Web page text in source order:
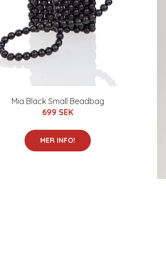
Mia Black Small Beadbag
699 SEK
MER INFO!